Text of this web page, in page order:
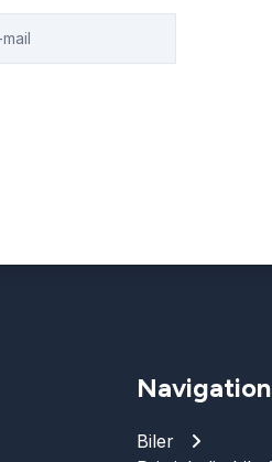
Navigation
Biler